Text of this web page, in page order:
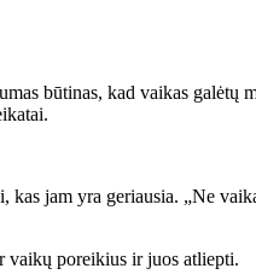
būtinas, kad vaikas
jam yra geriausia. „Ne
poreikius ir juos atliepti.